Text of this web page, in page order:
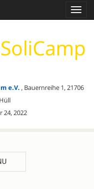
e.V. , Bauernreihe 1, 21706
24, 2022